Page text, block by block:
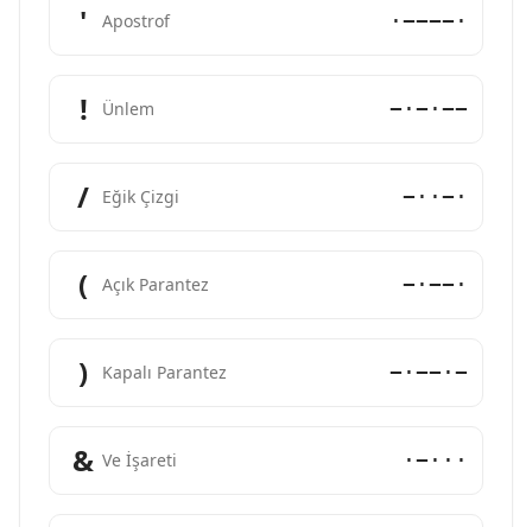
' Apostrof ·−−−−·
! Ünlem −·−·−−
/ Eğik Çizgi −··−·
( Açık Parantez −·−−·
) Kapalı Parantez −·−−·−
& Ve İşareti ·−···